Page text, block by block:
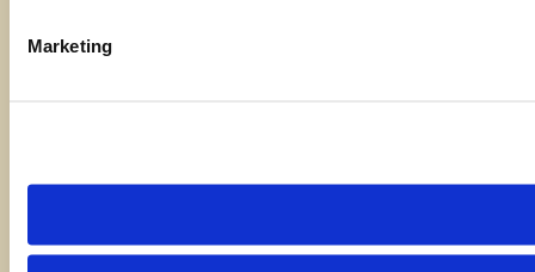
Marketing